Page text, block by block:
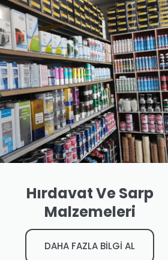
Hırdavat Ve Sarp
Malzemeleri
DAHA FAZLA BİLGİ AL